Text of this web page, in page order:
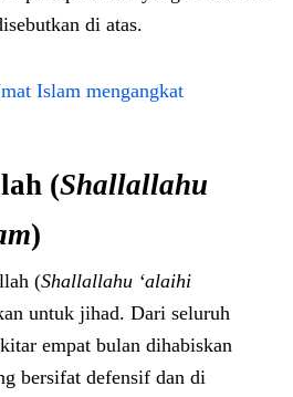
di atas.
Islam mengangkat
(Shallallahu
)
(Shallallahu ‘alaihi
untuk jihad. Dari seluruh
empat bulan dihabiskan
bersifat defensif dan di